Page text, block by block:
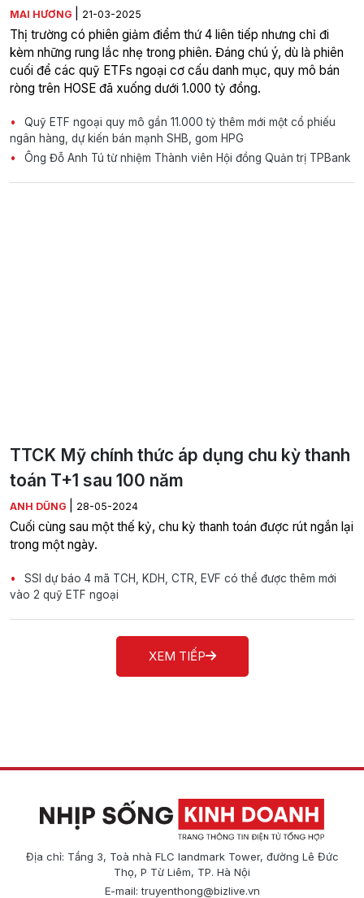
MAI HƯƠNG 21-03-2025
Thị trường có phiên giảm điểm thứ 4 liên tiếp nhưng chỉ đi
kèm những rung lắc nhẹ trong phiên. Đáng chú ý, dù là phiên
cuối để các quỹ ETFs ngoại cơ cấu danh mục, quy mô bán
ròng trên HOSE đã xuống dưới 1.000 tỷ đồng.
Quỹ ETF ngoại quy mô gần 11.000 tỷ thêm mới một cổ phiếu
ngân hàng, dự kiến bán mạnh SHB, gom HPG
Ông Đỗ Anh Tú từ nhiệm Thành viên Hội đồng Quản trị TPBank
TTCK Mỹ chính thức áp dụng chu kỳ thanh
toán T+1 sau 100 năm
ANH DŨNG 28-05-2024
Cuối cùng sau một thế kỷ, chu kỳ thanh toán được rút ngắn lại
trong một ngày.
SSI dự báo 4 mã TCH, KDH, CTR, EVF có thể được thêm mới
vào 2 quỹ ETF ngoại
XEM TIẾP
Địa chỉ: Tầng 3, Toà nhà FLC landmark Tower, đường Lê Đức
Thọ, P Từ Liêm, TP. Hà Nội
E-mail:truyenthong@bizlive.vn